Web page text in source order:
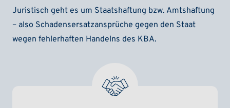
Juristisch geht es um Staatshaftung bzw. Amtshaftung
– also Schadensersatzansprüche gegen den Staat
wegen fehlerhaften Handelns des KBA.